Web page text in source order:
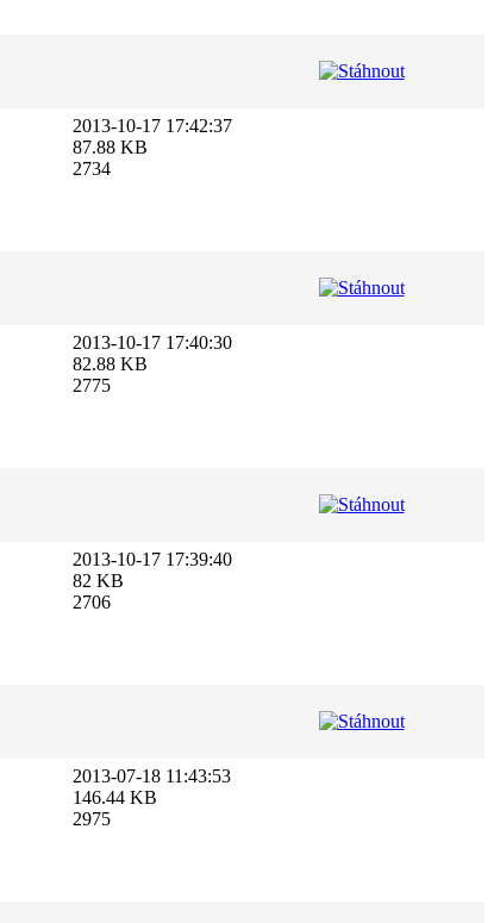
2013-10-17 17:42:37
87.88 KB
2734
2013-10-17 17:40:30
82.88 KB
2775
2013-10-17 17:39:40
82 KB
2706
2013-07-18 11:43:53
146.44 KB
2975